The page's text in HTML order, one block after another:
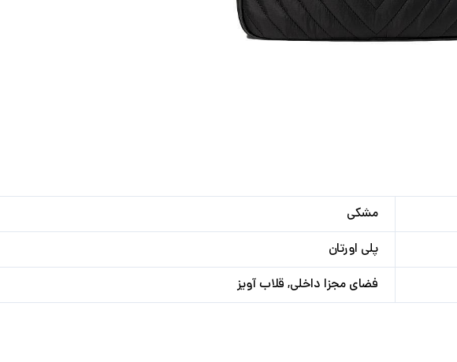
مشکی
پلی اورتان
فضای مجزا داخلی, قلاب آویز